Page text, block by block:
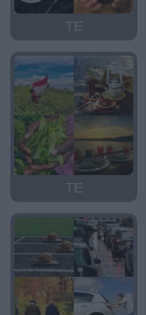
TE
TE